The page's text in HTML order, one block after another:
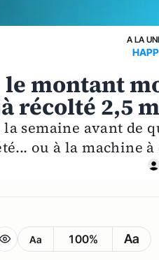
A LA
le montant
récolté 2,5
la semaine avant
ou à la machine à
Aa 100% Aa